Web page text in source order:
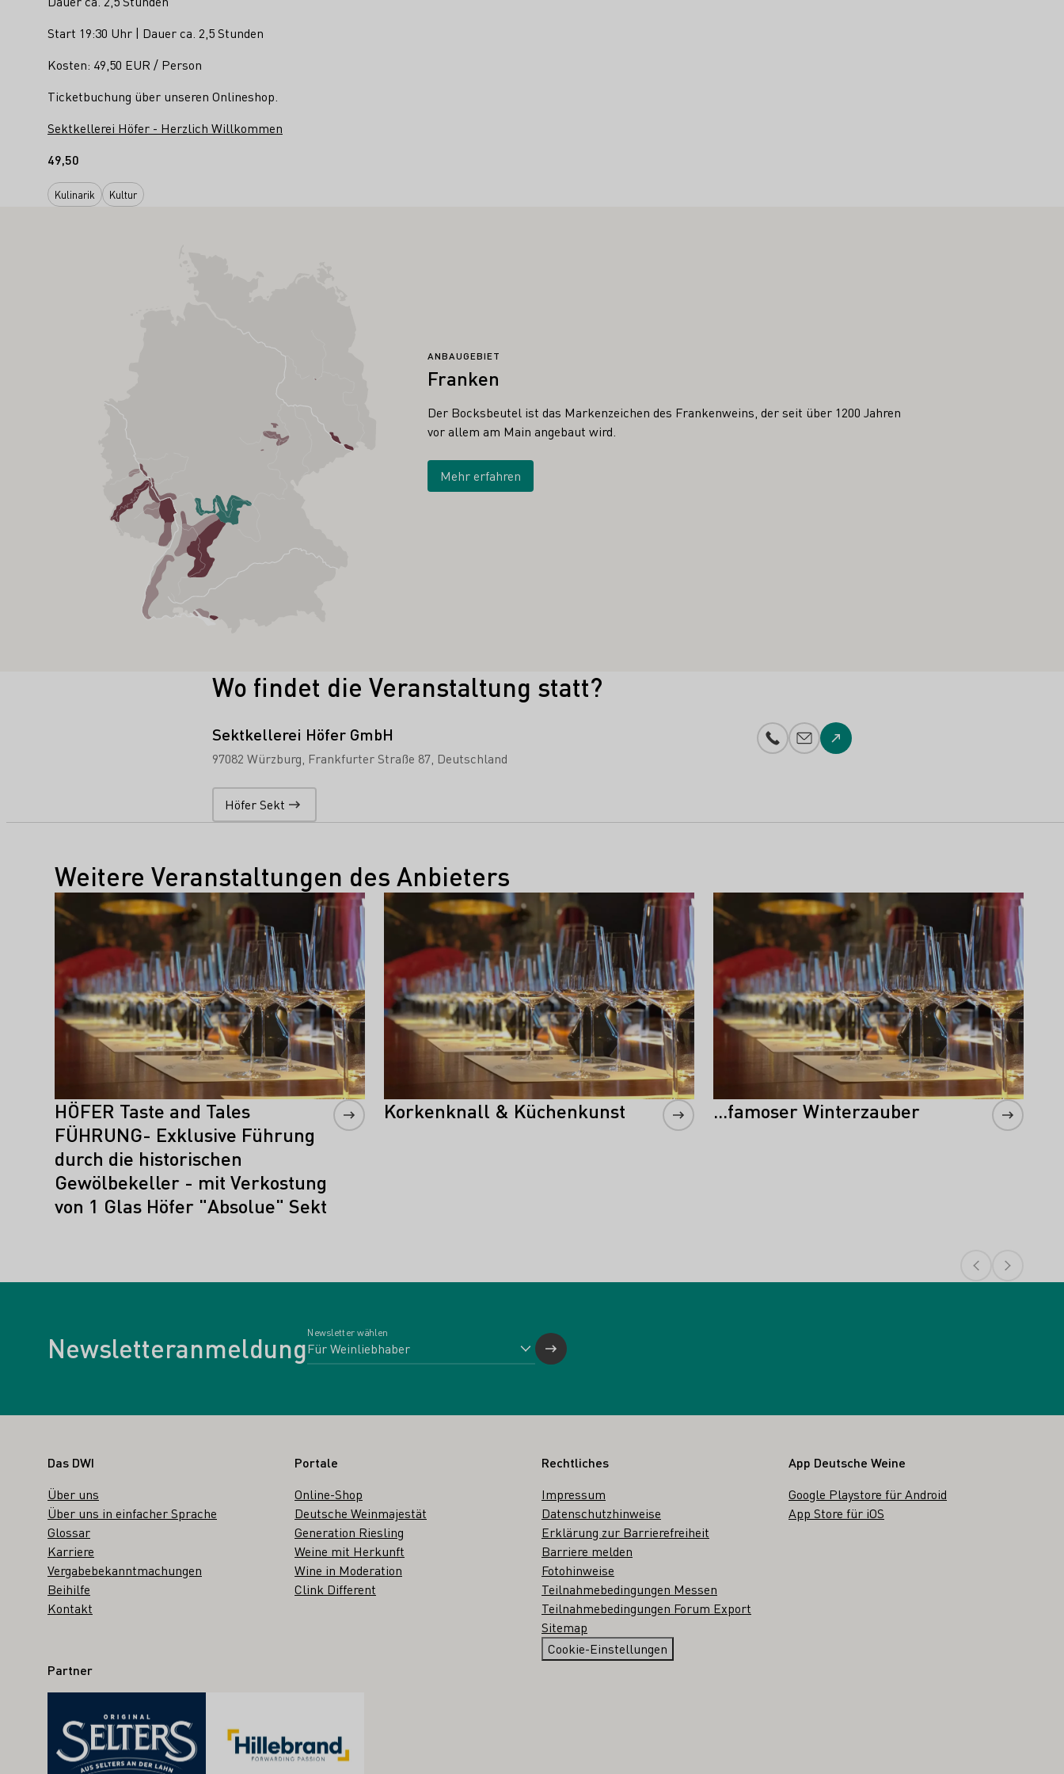
Start 19:30 Uhr | Dauer ca. 2,5 Stunden
Kosten: 49,50 EUR / Person
Ticketbuchung über unseren Onlineshop.
Sektkellerei Höfer - Herzlich Willkommen
49,50
Kulinarik Kultur
ANBAUGEBIET
Franken
Der Bocksbeutel ist das Markenzeichen des Frankenweins, der seit über 1200 Jahren
vor allem am Main angebaut wird.
Mehr erfahren
Wo findet die Veranstaltung statt?
Sektkellerei Höfer GmbH
97082 Würzburg Frankfurter Straße 87 Deutschland
Telefonnummer
E-Mail-Adresse
Zur Website
Höfer Sekt
Weitere Veranstaltungen des Anbieters
HÖFER Taste and Tales
FÜHRUNG- Exklusive Führung
durch die historischen
Gewölbekeller - mit Verkostung
von 1 Glas Höfer "Absolue" Sekt
Mehr erfahren
Korkenknall & Küchenkunst
Mehr erfahren
...famoser Winterzauber
Mehr erfahren
Newsletteranmeldung
Newsletter wählen
Fußbereich
Das DWI
Über uns
Über uns in einfacher Sprache
Glossar
Karriere
Vergabebekanntmachungen
Beihilfe
Kontakt
Portale
Online-Shop
Deutsche Weinmajestät
Generation Riesling
Weine mit Herkunft
Wine in Moderation
Clink Different
Rechtliches
Impressum
Datenschutzhinweise
Erklärung zur Barrierefreiheit
Barriere melden
Fotohinweise
Teilnahmebedingungen Messen
Teilnahmebedingungen Forum Export
Sitemap
Cookie-Einstellungen
App Deutsche Weine
Google Playstore für Android
App Store für iOS
Partner